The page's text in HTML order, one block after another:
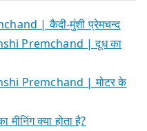
| कैदी-मुंशी प्रेमचन्द
Premchand | दूध का
Premchand | मोटर के
क्या होता है?